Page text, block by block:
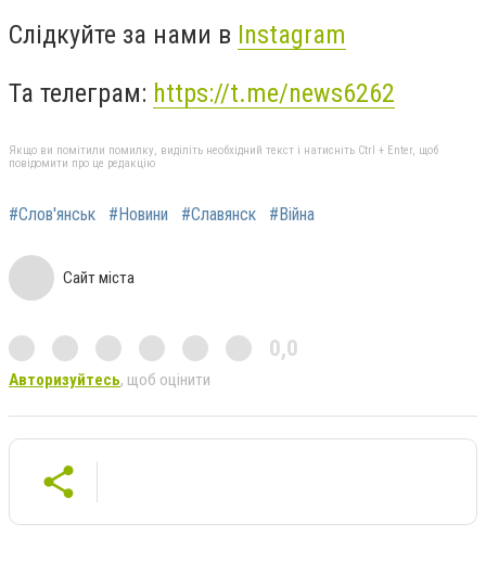
Слідкуйте за нами в Instagram
Та телеграм: https://t.me/news6262
Якщо ви помітили помилку, виділіть необхідний текст і натисніть Ctrl + Enter, щоб
повідомити про це редакцію
#Слов'янськ #Новини #Славянск #Війна
Сайт міста
0,0
Авторизуйтесь, щоб оцінити